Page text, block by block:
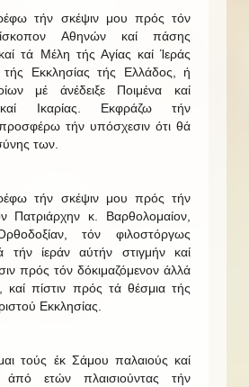
τήν σκέψιν μου πρός τόν
Αθηνών καί πάσης
τά Μέλη τής Αγίας καί Ίεράς
τής Εκκλησίας τής Ελλάδος, ή
μέ άνέδειξε Ποιμένα καί
Ικαρίας. Εκφράζω τήν
τήν υπόσχεσιν ότι θά
των.
τήν σκέψιν μου πρός τήν
Πατριάρχην κ. Βαρθολομαίον,
τόν φιλοστόργως
τήν ίεράν αύτήν στιγμήν καί
πρός τόν δόκιμαζόμενον άλλά
καί πίστιν πρός τά θέσμια τής
Εκκλησίας.
τούς έκ Σάμου παλαιούς καί
ετών πλαισιούντας τήν